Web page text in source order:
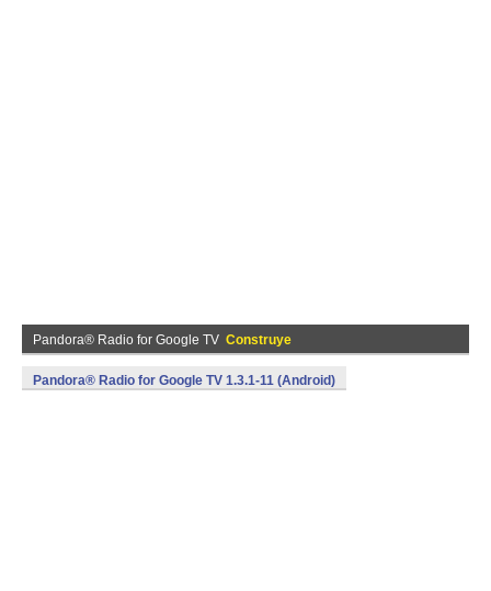
Pandora® Radio for Google TV Construye
Pandora® Radio for Google TV 1.3.1-11 (Android)